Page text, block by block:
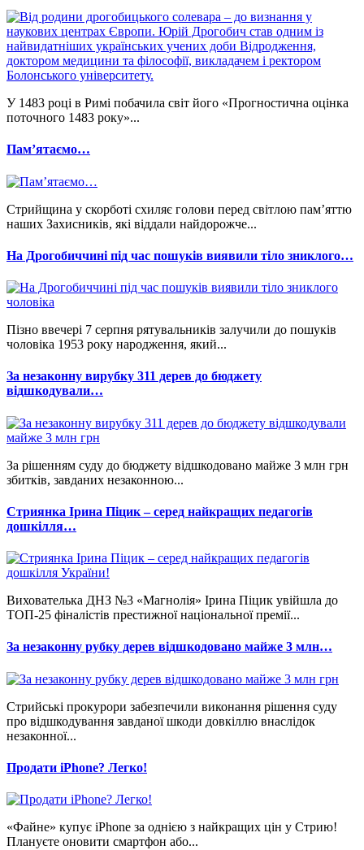
У 1483 році в Римі побачила світ його «Прогностична оцінка
поточного 1483 року»...
Памʼятаємо…
Стрийщина у скорботі схиляє голови перед світлою пам’яттю
наших Захисників, які віддали найдорожче...
На Дрогобиччині під час пошуків виявили тіло зниклого…
Пізно ввечері 7 серпня рятувальників залучили до пошуків
чоловіка 1953 року народження, який...
За незаконну вирубку 311 дерев до бюджету
відшкодували…
За рішенням суду до бюджету відшкодовано майже 3 млн грн
збитків, завданих незаконною...
Стриянка Ірина Піцик – серед найкращих педагогів
дошкілля…
Вихователька ДНЗ №3 «Магнолія» Ірина Піцик увійшла до
ТОП-25 фіналістів престижної національної премії...
За незаконну рубку дерев відшкодовано майже 3 млн…
Стрийські прокурори забезпечили виконання рішення суду
про відшкодування завданої шкоди довкіллю внаслідок
незаконної...
Продати iPhone? Легко!
«Файне» купує iPhone за однією з найкращих цін у Стрию!
Плануєте оновити смартфон або...